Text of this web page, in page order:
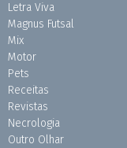
Letra Viva
Magnus Futsal
Mix
Motor
Pets
Receitas
Revistas
Necrologia
Outro Olhar